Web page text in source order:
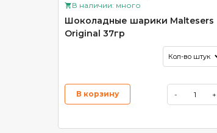
В наличии: много
Шоколадные шарики Maltesers
Original 37гр
В корзину - +